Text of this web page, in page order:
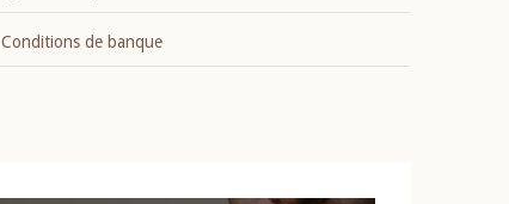
Conditions de banque